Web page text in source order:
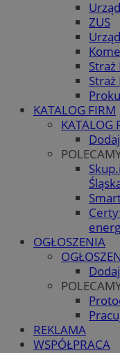
ZUS
Straż
Straż
KATALOG FIRM
KATALOG
OGŁOSZENIA
REKLAMA
WSPÓŁPRACA